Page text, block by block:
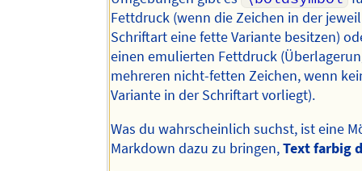
Fettdruck (wenn die Zeichen in der
Schriftart eine fette Variante besitzen)
einen emulierten Fettdruck
mehreren nicht-fetten Zeichen, wenn
Variante in der Schriftart vorliegt).
Was du wahrscheinlich suchst, ist eine
Markdown dazu zu bringen,Text farbig